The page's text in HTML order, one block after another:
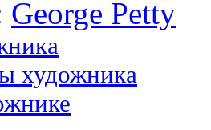
George Petty
художника